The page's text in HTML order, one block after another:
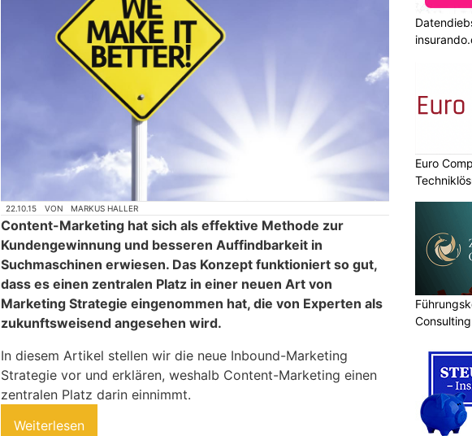
22.10.15 VON MARKUS HALLER
Content-Marketing hat sich als effektive Methode zur
Kundengewinnung und besseren Auffindbarkeit in
Suchmaschinen erwiesen. Das Konzept funktioniert so gut,
dass es einen zentralen Platz in einer neuen Art von
Marketing Strategie eingenommen hat, die von Experten als
zukunftsweisend angesehen wird.
In diesem Artikel stellen wir die neue Inbound-Marketing
Strategie vor und erklären, weshalb Content-Marketing einen
zentralen Platz darin einnimmt.
Weiterlesen
Euro